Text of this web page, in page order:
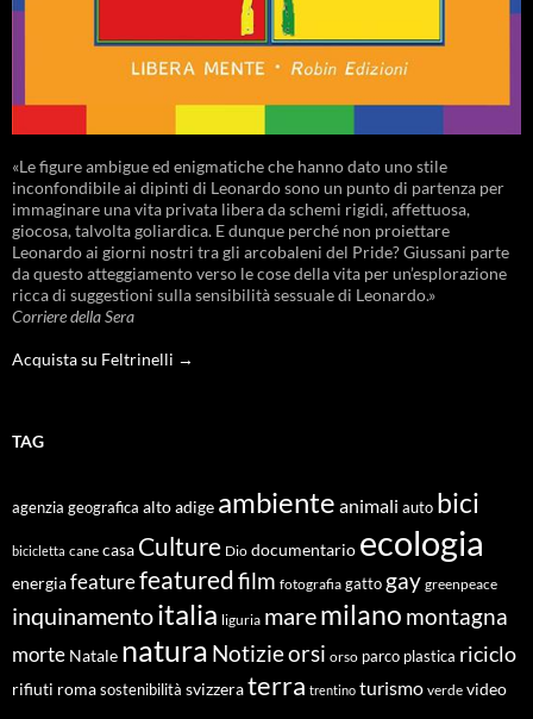
«Le figure ambigue ed enigmatiche che hanno dato uno stile
inconfondibile ai dipinti di Leonardo sono un punto di partenza per
immaginare una vita privata libera da schemi rigidi, affettuosa,
giocosa, talvolta goliardica. E dunque perché non proiettare
Leonardo ai giorni nostri tra gli arcobaleni del Pride? Giussani parte
da questo atteggiamento verso le cose della vita per un’esplorazione
ricca di suggestioni sulla sensibilità sessuale di Leonardo.»
Corriere della Sera
Acquista su Feltrinelli →
TAG
agenzia geografica alto adige ambiente animali auto bici
bicicletta cane casa Culture Dio documentario ecologia
energiafeaturefeaturedfilm fotografia gatto gay greenpeace
inquinamentoitalia liguria maremilano montagna
morte Natale natura Notizieorsi orso parco plastica riciclo
rifiuti roma sostenibilità svizzeraterra trentino turismo verde video